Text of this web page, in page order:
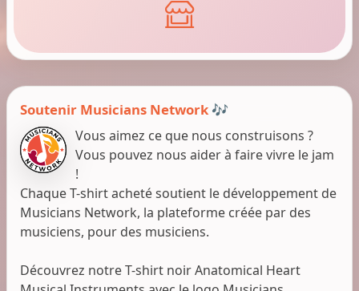
Soutenir Musicians Network 🎶
Vous aimez ce que nous construisons ?
Vous pouvez nous aider à faire vivre le jam
!
Chaque T-shirt acheté soutient le développement de
Musicians Network, la plateforme créée par des
musiciens, pour des musiciens.
Découvrez notre T-shirt noir Anatomical Heart